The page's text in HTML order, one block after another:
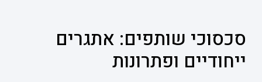
סכסוכי שותפים: אתגרים
ייחודיים ופתרונות